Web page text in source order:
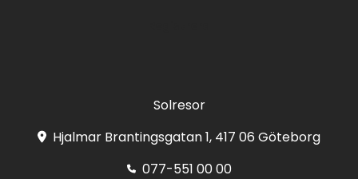
Solresor
Hjalmar Brantingsgatan 1, 417 06 Göteborg
077-551 00 00